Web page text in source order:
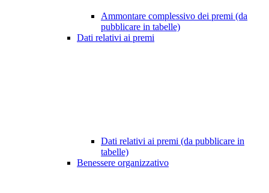
Ammontare complessivo dei premi (da
pubblicare in tabelle)
Dati relativi ai premi
Dati relativi ai premi (da pubblicare in
tabelle)
Benessere organizzativo